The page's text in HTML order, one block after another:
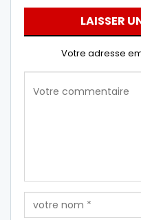
LAISSER
Votre adresse